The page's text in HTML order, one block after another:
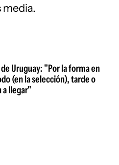
media.
Uruguay: "Por la forma en
(en la selección), tarde o
a llegar"